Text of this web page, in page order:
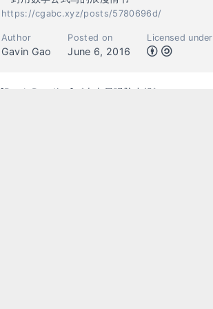
https://cgabc.xyz/posts/5780696d/
Author
Gavin Gao
Posted on
June 6, 2016
Licensed under
[Book Reading]《史上最强脑力操》